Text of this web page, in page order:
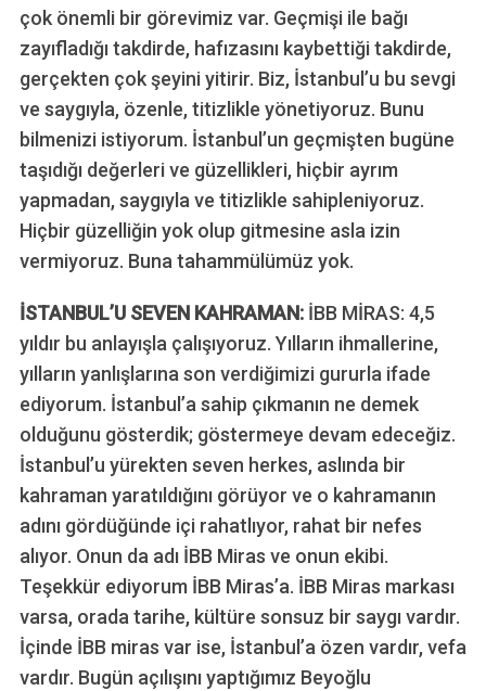
çok önemli bir görevimiz var. Geçmişi ile bağı
zayıfladığı takdirde, hafızasını kaybettiği takdirde,
gerçekten çok şeyini yitirir. Biz, İstanbul’u bu sevgi
ve saygıyla, özenle, titizlikle yönetiyoruz. Bunu
bilmenizi istiyorum. İstanbul’un geçmişten bugüne
taşıdığı değerleri ve güzellikleri, hiçbir ayrım
yapmadan, saygıyla ve titizlikle sahipleniyoruz.
Hiçbir güzelliğin yok olup gitmesine asla izin
vermiyoruz. Buna tahammülümüz yok.
İSTANBUL’U SEVEN KAHRAMAN:İBB MİRAS: 4,5
yıldır bu anlayışla çalışıyoruz. Yılların ihmallerine,
yılların yanlışlarına son verdiğimizi gururla ifade
ediyorum. İstanbul’a sahip çıkmanın ne demek
olduğunu gösterdik; göstermeye devam edeceğiz.
İstanbul’u yürekten seven herkes, aslında bir
kahraman yaratıldığını görüyor ve o kahramanın
adını gördüğünde içi rahatlıyor, rahat bir nefes
alıyor. Onun da adı İBB Miras ve onun ekibi.
Teşekkür ediyorum İBB Miras’a. İBB Miras markası
varsa, orada tarihe, kültüre sonsuz bir saygı vardır.
İçinde İBB miras var ise, İstanbul’a özen vardır, vefa
vardır. Bugün açılışını yaptığımız Beyoğlu